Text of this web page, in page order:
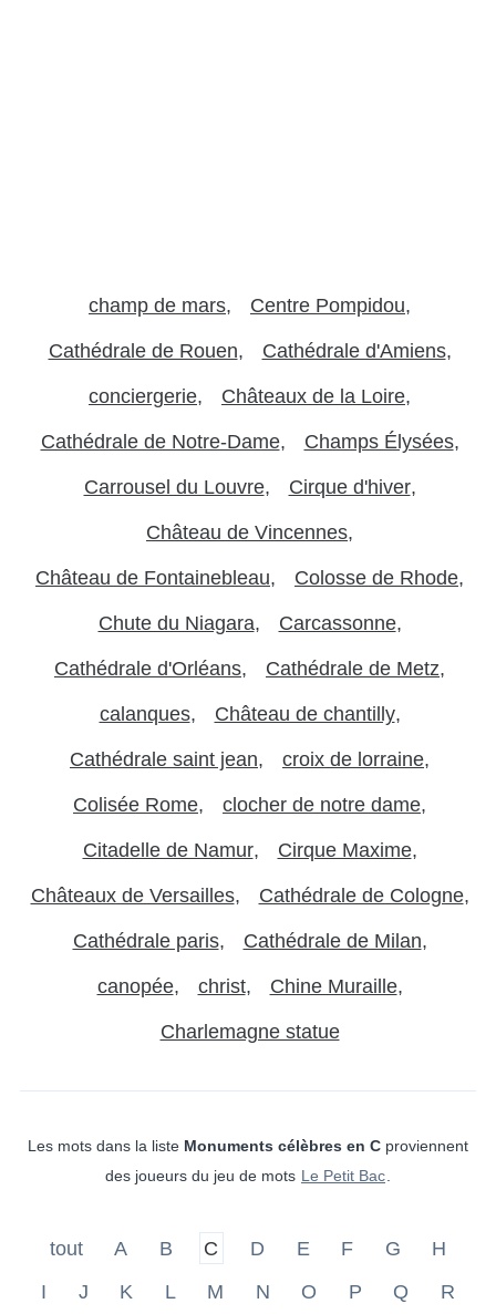
champ de mars Centre Pompidou
Cathédrale de Rouen Cathédrale d'Amiens
conciergerie Châteaux de la Loire
Cathédrale de Notre-Dame Champs Élysées
Carrousel du Louvre Cirque d'hiver
Château de Vincennes
Château de Fontainebleau Colosse de Rhode
Chute du Niagara Carcassonne
Cathédrale d'Orléans Cathédrale de Metz
calanques Château de chantilly
Cathédrale saint jean croix de lorraine
Colisée Rome clocher de notre dame
Citadelle de Namur Cirque Maxime
Châteaux de Versailles Cathédrale de Cologne
Cathédrale paris Cathédrale de Milan
canopée christ Chine Muraille
Charlemagne statue
Les mots dans la liste Monuments célèbres en C proviennent
des joueurs du jeu de mots Le Petit Bac
tout A B C D E F G
H
I
J K L M N O P Q R